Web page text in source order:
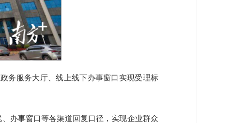
务服务大厅、线上线下办事窗口实现受理标
办事窗口等各渠道回复口径，实现企业群众